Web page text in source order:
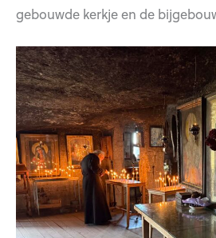
gebouwde kerkje en de